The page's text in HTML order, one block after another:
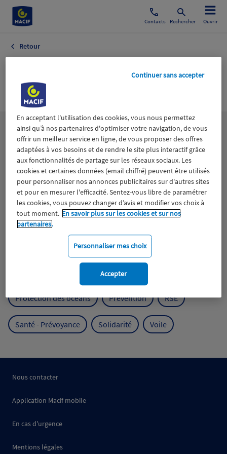
Contacts Rechercher Ouvrir
Retour
CLUB.FR
Lesthématiques
Aidants Catastrophes naturelles Climat
Engagement Epargne ESS
Expérience clients Fondation Macif Jeunesse
Mutualisme
Protection de l'environnement
Protection des océans Prévention RSE
Santé - Prévoyance Solidarité Voile
Nous contacter
Application Macif mobile
En cas d'urgence
Mentions légales
En acceptant l'utilisation des cookies, vous nous permettez
ainsi qu’à nos partenaires d'optimiser votre navigation, de vous
offrir un meilleur service en ligne, de vous proposer des offres
adaptées à vos besoins et de rendre le site plus interactif grâce
aux fonctionnalités de partage sur les réseaux sociaux. Les
cookies et certaines données (email chiffré) peuvent être utilisés
pour personnaliser nos annonces publicitaires sur d'autres sites
et pour en mesurer l'efficacité. Sentez-vous libre de paramétrer
les cookies, vous pouvez changer d’avis et modifier vos choix à
tout moment. En savoir plus sur les cookies et sur nos
partenaires.
Personnaliser mes choix
Continuer sans accepter
Accepter